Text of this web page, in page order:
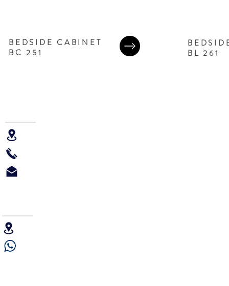
BEDSIDE CABINET
BC 251
BL 261